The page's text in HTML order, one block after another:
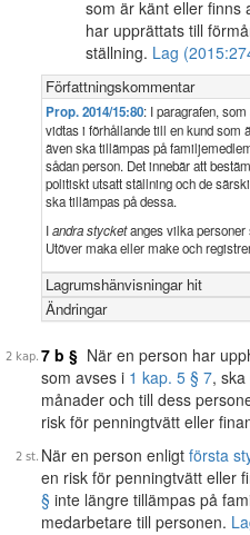
som är känt eller finns
har upprättats till
ställning. Lag
Författningskommentar
Prop. 2014/15:80: I paragrafen,
vidtas i förhållande till en kund som
även ska tillämpas på
sådan person. Det innebär att
politiskt utsatt ställning och de
ska tillämpas på dessa.
Iandra stycketanges vilka personer
Utöver maka eller make och
Lagrumshänvisningar hit
Ändringar
7 b § När en person har
som avses i 1 kap. 5 § 7, ska
månader och till dess
risk för penningtvätt eller
När en person enligt första
en risk för penningtvätt eller
§ inte längre tillämpas på
medarbetare till personen.